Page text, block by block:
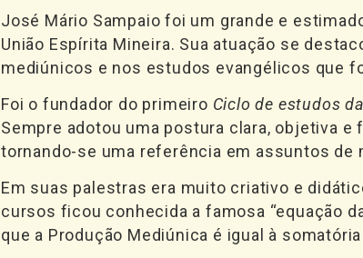
José Mário Sampaio foi um grande e
União Espírita Mineira. Sua atuação se
mediúnicos e nos estudos evangélicos que
Foi o fundador do primeiro Ciclo de estudos
Sempre adotou uma postura clara, objetiva
tornando-se uma referência em assuntos de
Em suas palestras era muito criativo e
cursos ficou conhecida a famosa “equação
que a Produção Mediúnica é igual à